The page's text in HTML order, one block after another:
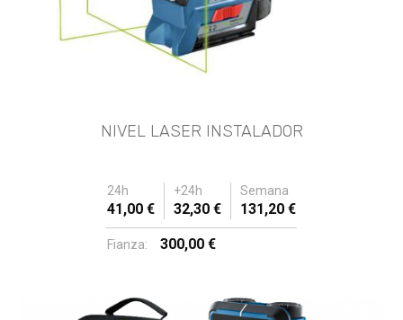
NIVEL LASER INSTALADOR
24h +24h Semana
41,00 € 32,30 € 131,20 €
Fianza: 300,00 €